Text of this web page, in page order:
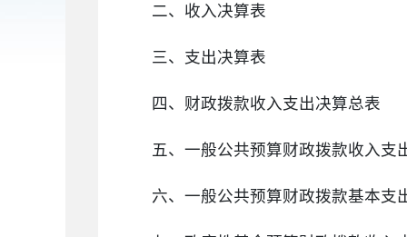
二、收入决算表
三、支出决算表
四、财政拨款收入支出决算总表
五、一般公共预算财政拨款收入支
六、一般公共预算财政拨款基本支